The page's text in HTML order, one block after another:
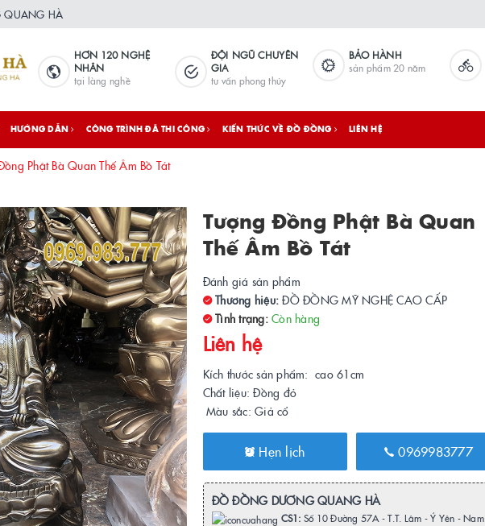
QUANG HÀ
HƠN 120 NGHỆ
NHÂN
tại làng nghề
ĐỘI NGŨ CHUYÊN
GIA
tư vấn phong thủy
BẢO HÀNH
sản phẩm 20 năm
HƯỚNG DẪN CÔNG TRÌNH ĐÃ THI CÔNG KIẾN THỨC VỀ ĐỒ ĐỒNG LIÊN HỆ
Phật Bà Quan Thế Âm Bồ Tát
Tượng Đồng Phật Bà Quan
Thế Âm Bồ Tát
Đánh giá sản phẩm
Thương hiệu: ĐỒ ĐỒNG MỸ NGHỆ CAO CẤP
Tình trạng: Còn hàng
Liên hệ
Kích thước sản phẩm: cao 61cm
Chất liệu: Đồng đỏ
Màu sắc: Giả cổ
Hẹn lịch 0969983777
ĐỒ ĐỒNG DƯƠNG QUANG HÀ
CS1: Số 10 Đường 57A - T.T. Lâm - Ý Yên - Nam